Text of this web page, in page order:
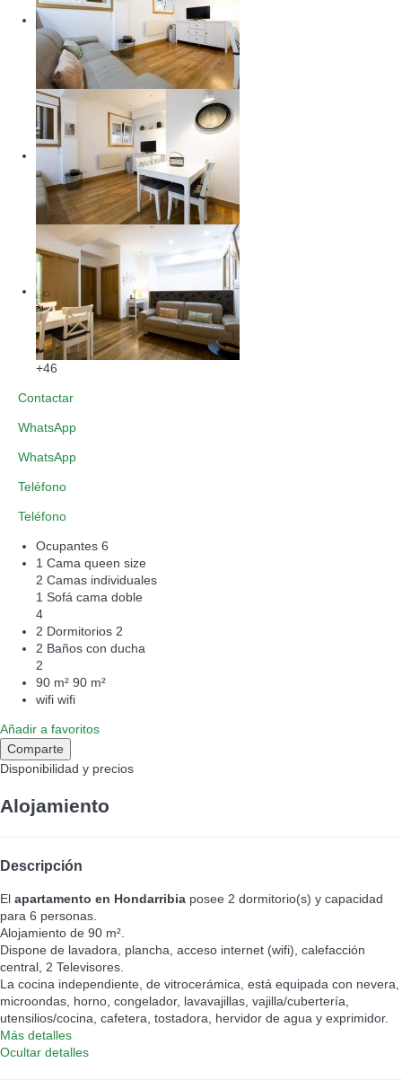
+46
Contactar
WhatsApp
WhatsApp
Teléfono
Teléfono
Ocupantes 6
1 Cama queen size
2 Camas individuales
1 Sofá cama doble
4
2 Dormitorios 2
2 Baños con ducha
2
90 m² 90 m²
wifi wifi
Añadir a favoritos
Comparte
Disponibilidad y precios
Alojamiento
Descripción
El apartamento en Hondarribia posee 2 dormitorio(s) y capacidad
para 6 personas.
Alojamiento de 90 m².
Dispone de lavadora, plancha, acceso internet (wifi), calefacción
central, 2 Televisores.
La cocina independiente, de vitrocerámica, está equipada con nevera,
microondas, horno, congelador, lavavajillas, vajilla/cubertería,
utensilios/cocina, cafetera, tostadora, hervidor de agua y exprimidor.
Más detalles
Ocultar detalles